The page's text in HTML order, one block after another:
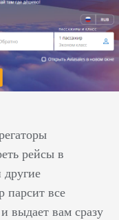
рейсы в
парсит все
выдает вам сразу